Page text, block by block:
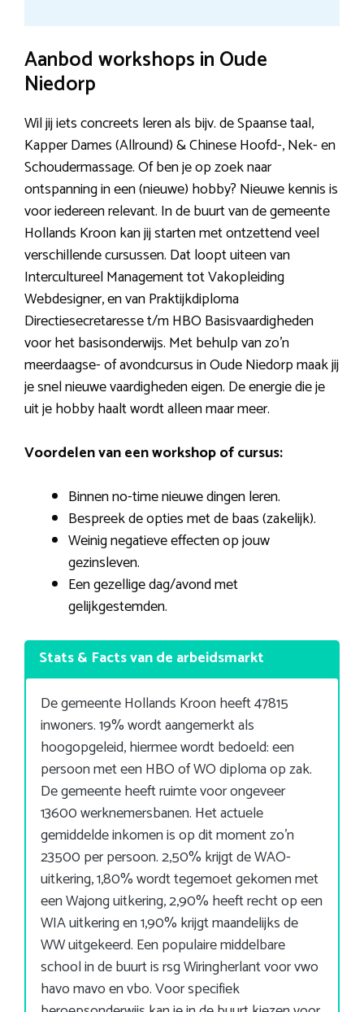
Aanbod workshops in Oude
Niedorp
Wil jij iets concreets leren als bijv. de Spaanse taal,
Kapper Dames (Allround) & Chinese Hoofd-, Nek- en
Schoudermassage. Of ben je op zoek naar
ontspanning in een (nieuwe) hobby? Nieuwe kennis is
voor iedereen relevant. In de buurt van de gemeente
Hollands Kroon kan jij starten met ontzettend veel
verschillende cursussen. Dat loopt uiteen van
Intercultureel Management tot Vakopleiding
Webdesigner, en van Praktijkdiploma
Directiesecretaresse t/m HBO Basisvaardigheden
voor het basisonderwijs. Met behulp van zo’n
meerdaagse- of avondcursus in Oude Niedorp maak jij
je snel nieuwe vaardigheden eigen. De energie die je
uit je hobby haalt wordt alleen maar meer.
Voordelen van een workshop of cursus:
Binnen no-time nieuwe dingen leren.
Bespreek de opties met de baas (zakelijk).
Weinig negatieve effecten op jouw
gezinsleven.
Een gezellige dag/avond met
gelijkgestemden.
Stats & Facts van de arbeidsmarkt
De gemeente Hollands Kroon heeft 47815
inwoners. 19% wordt aangemerkt als
hoogopgeleid, hiermee wordt bedoeld: een
persoon met een HBO of WO diploma op zak.
De gemeente heeft ruimte voor ongeveer
13600 werknemersbanen. Het actuele
gemiddelde inkomen is op dit moment zo’n
23500 per persoon. 2,50% krijgt de WAO-
uitkering, 1,80% wordt tegemoet gekomen met
een Wajong uitkering, 2,90% heeft recht op een
WIA uitkering en 1,90% krijgt maandelijks de
WW uitgekeerd. Een populaire middelbare
school in de buurt is rsg Wiringherlant voor vwo
havo mavo en vbo. Voor specifiek